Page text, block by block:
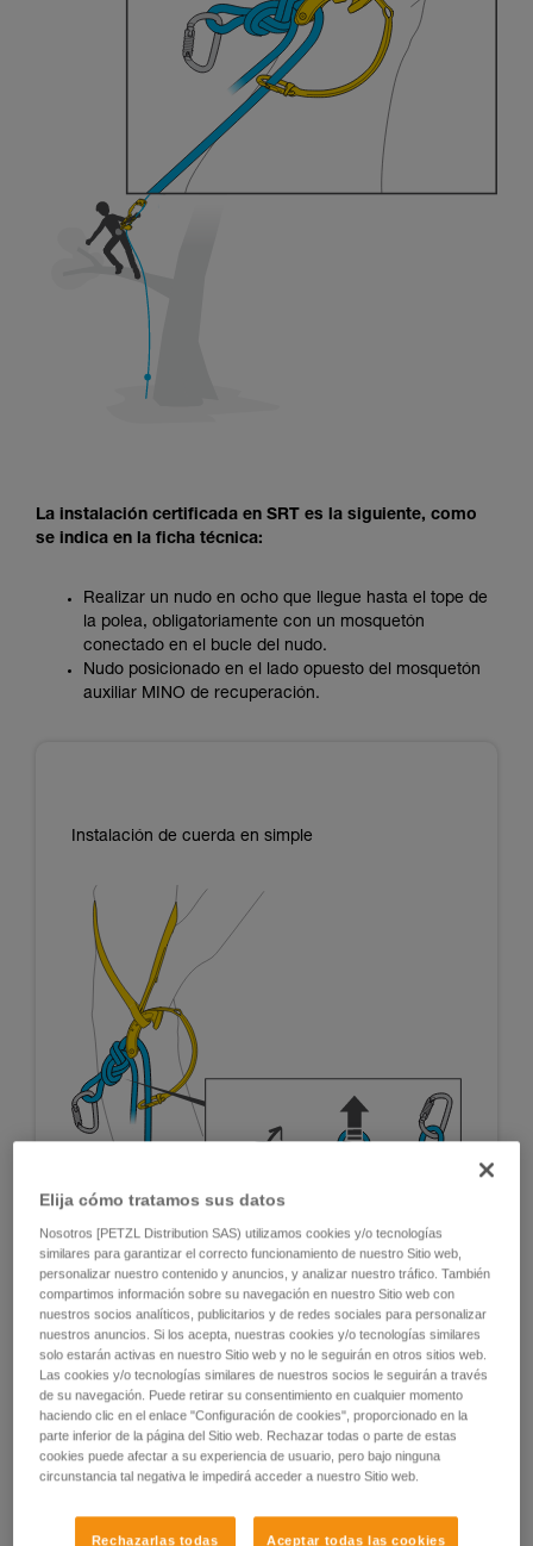
La instalación certificada en SRT es la siguiente, como
se indica en la ficha técnica:
Realizar un nudo en ocho que llegue hasta el tope de
la polea, obligatoriamente con un mosquetón
conectado en el bucle del nudo.
Nudo posicionado en el lado opuesto del mosquetón
auxiliar MINO de recuperación.
Instalación de cuerda en simple
Elija cómo tratamos sus datos
Nosotros [PETZL Distribution SAS) utilizamos cookies y/o tecnologías
similares para garantizar el correcto funcionamiento de nuestro Sitio web,
personalizar nuestro contenido y anuncios, y analizar nuestro tráfico. También
compartimos información sobre su navegación en nuestro Sitio web con
nuestros socios analíticos, publicitarios y de redes sociales para personalizar
nuestros anuncios. Si los acepta, nuestras cookies y/o tecnologías similares
solo estarán activas en nuestro Sitio web y no le seguirán en otros sitios web.
Las cookies y/o tecnologías similares de nuestros socios le seguirán a través
de su navegación. Puede retirar su consentimiento en cualquier momento
haciendo clic en el enlace "Configuración de cookies", proporcionado en la
parte inferior de la página del Sitio web. Rechazar todas o parte de estas
cookies puede afectar a su experiencia de usuario, pero bajo ninguna
circunstancia tal negativa le impedirá acceder a nuestro Sitio web.
Rechazarlas todas Aceptar todas las cookies